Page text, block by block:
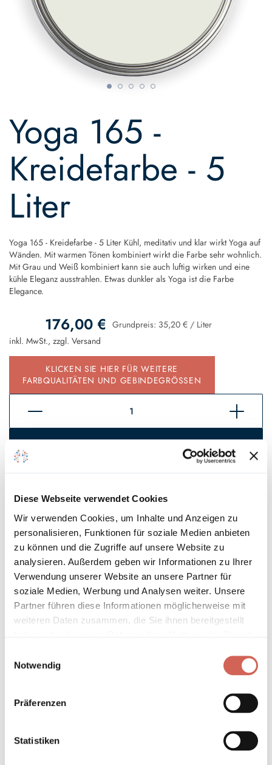
Diese Webseite verwendet Cookies
Wir verwenden Cookies, um Inhalte und Anzeigen zu
personalisieren, Funktionen für soziale Medien anbieten
zu können und die Zugriffe auf unsere Website zu
analysieren. Außerdem geben wir Informationen zu Ihrer
Verwendung unserer Website an unsere Partner für
soziale Medien, Werbung und Analysen weiter. Unsere
Partner führen diese Informationen möglicherweise mit
weiteren Daten zusammen, die Sie ihnen bereitgestellt
Notwendig
Präferenzen
Statistiken
Yoga 165 -
Kreidefarbe - 5
Liter
Yoga 165 - Kreidefarbe - 5 Liter Kühl, meditativ und klar wirkt Yoga auf
Wänden. Mit warmen Tönen kombiniert wirkt die Farbe sehr wohnlich.
Mit Grau und Weiß kombiniert kann sie auch luftig wirken und eine
kühle Eleganz ausstrahlen. Etwas dunkler als Yoga ist die Farbe
Elegance.
176,00 € Grundpreis: 35,20 € / Liter
inkl. MwSt., zzgl. Versand
KLICKEN SIE HIER FÜR WEITERE
FARBQUALITÄTEN UND GEBINDEGRÖSSEN
Auf den Wunschzettel
* Gilt für Lieferungen innerhalb Deutschlands, Lieferzeiten für andere
Länder entnehmen Sie bitte unserenVersandinformationen .
Technische Details und Hinweise
Hinweis zur Grundierung
Hinweis zur Farbtongenauigkeit
the
beginning
the
images